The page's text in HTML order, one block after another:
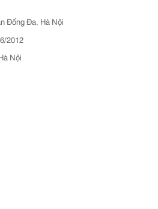
Đống Đa, Hà Nội
2012
Nội